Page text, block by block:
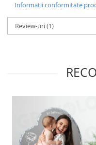
Informatii conformitate
Review-uri(1)